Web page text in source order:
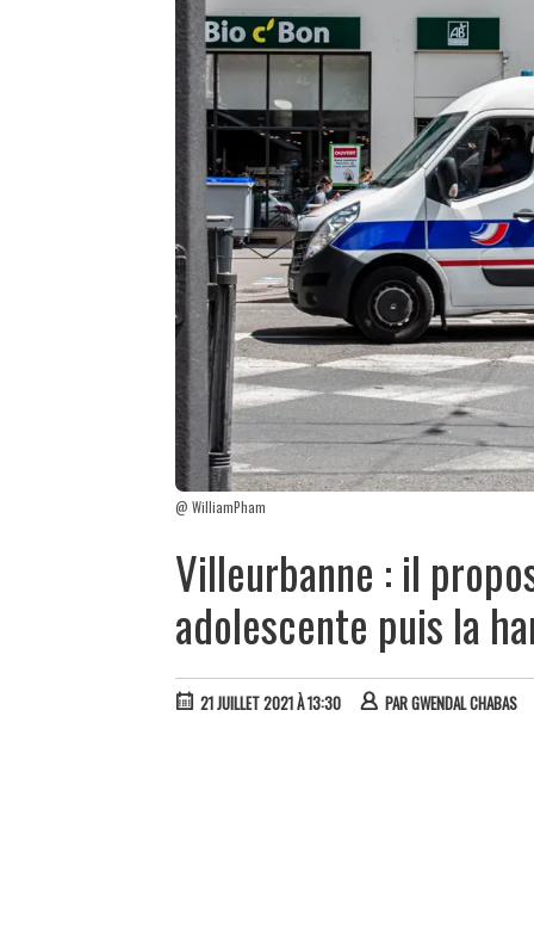
@ WilliamPham
Villeurbanne : il
adolescente puis la
21 JUILLET 2021 À 13:30 PARGWENDAL CHABAS